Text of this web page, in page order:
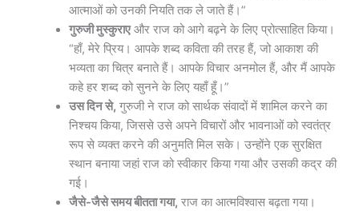
आत्माओं को उनकी नियति तक ले जाते हैं।”
गुरुजी मुस्कुराएऔर राज को आगे बढ़ने के लिए प्रोत्साहित किया।
“हाँ, मेरे प्रिय। आपके शब्द कविता की तरह हैं, जो आकाश की
भव्यता का चित्र बनाते हैं। आपके विचार अनमोल हैं, और मैं आपके
कहे हर शब्द को सुनने के लिए यहाँ हूँ।”
उस दिन से, गुरुजी ने राज को सार्थक संवादों में शामिल करने का
निश्चय किया, जिससे उसे अपने विचारों और भावनाओं को स्वतंत्र
रूप से व्यक्त करने की अनुमति मिल सके। उन्होंने एक सुरक्षित
स्थान बनाया जहां राज को स्वीकार किया गया और उसकी कद्र की
गई।
जैसे-जैसे समय बीतता गया, राज का आत्मविश्वास बढ़ता गया।